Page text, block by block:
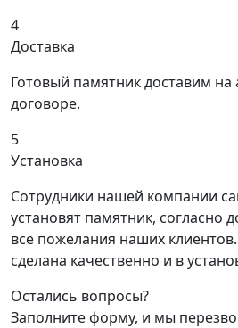
4
Доставка
Готовый памятник доставим на
договоре.
5
Установка
Сотрудники нашей компании
установят памятник, согласно
все пожелания наших
сделана качественно и в
Остались вопросы?
Заполните форму, и мы